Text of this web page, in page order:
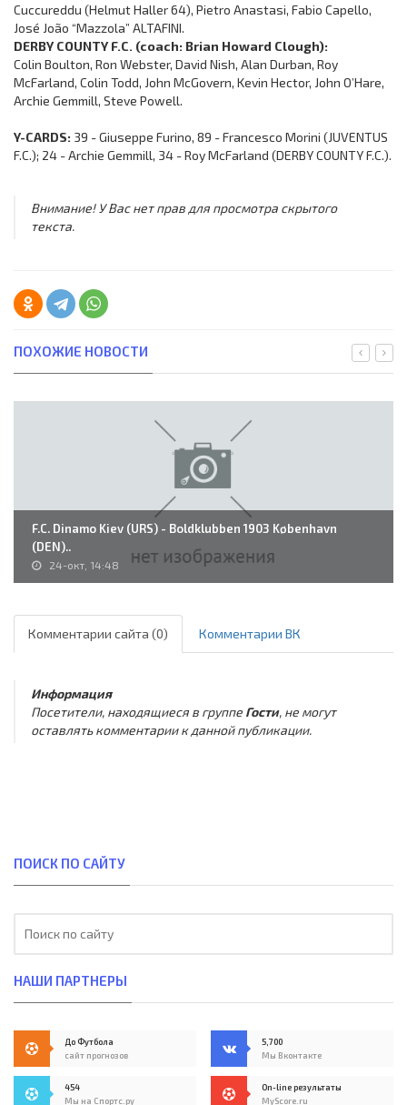
Cuccureddu (Helmut Haller 64), Pietro Anastasi, Fabio Capello,
José João “Mazzola” ALTAFINI.
DERBY COUNTY F.C. (coach: Brian Howard Clough):
Colin Boulton, Ron Webster, David Nish, Alan Durban, Roy
McFarland, Colin Todd, John McGovern, Kevin Hector, John O’Hare,
Archie Gemmill, Steve Powell.
Y-CARDS: 39 - Giuseppe Furino, 89 - Francesco Morini (JUVENTUS
F.C.); 24 - Archie Gemmill, 34 - Roy McFarland (DERBY COUNTY F.C.).
Внимание! У Вас нет прав для просмотра скрытого
текста.
ПОХОЖИЕ НОВОСТИ
F.C. Dinamo Kiev (URS) - Boldklubben 1903 København
(DEN)..
24-окт, 14:48
Комментарии сайта (0) Комментарии ВК
Информация
Посетители, находящиеся в группе Гости, не могут
оставлять комментарии к данной публикации.
ПОИСК ПО САЙТУ
НАШИ ПАРТНЕРЫ
До Футбола
сайт прогнозов
5,700
Мы Вконтакте
454
Мы на Спортс.ру
On-line результаты
MyScore.ru